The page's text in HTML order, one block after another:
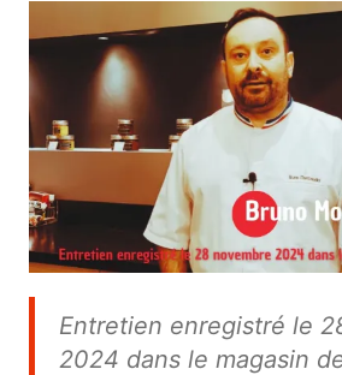
Entretien enregistré le
2024 dans le magasin